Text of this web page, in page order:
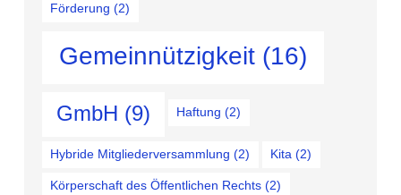
Förderung (2)
Gemeinnützigkeit(16)
GmbH (9) Haftung (2)
Hybride Mitgliederversammlung (2) Kita (2)
Körperschaft des Öffentlichen Rechts (2)